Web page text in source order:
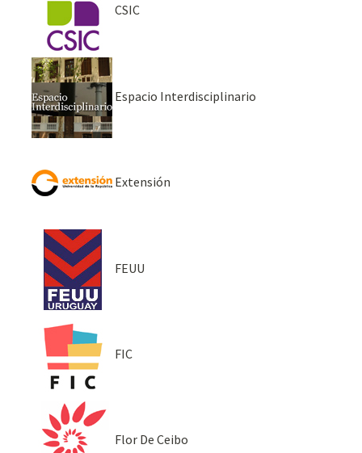
CSIC
Espacio Interdisciplinario
Extensión
FEUU
FIC
Flor De Ceibo